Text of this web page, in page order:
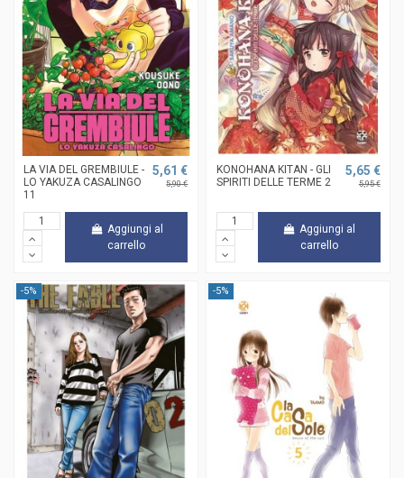
LA VIA DEL GREMBIULE -
LO YAKUZA CASALINGO
11
5,61 €
5,90 €
Aggiungi al
carrello
KONOHANA KITAN - GLI
SPIRITI DELLE TERME 2
5,65 €
5,95 €
Aggiungi al
carrello
-5% -5%